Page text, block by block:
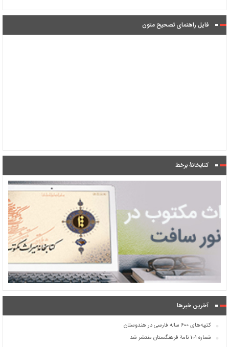
فایل راهنمای تصحیح متون
کتابخانۀ برخط
آخرین خبرها
کتیبه‌های ۶۰۰ ساله فارسی در هندوستان
شماره ۱۰۱ نامۀ فرهنگستان منتشر شد